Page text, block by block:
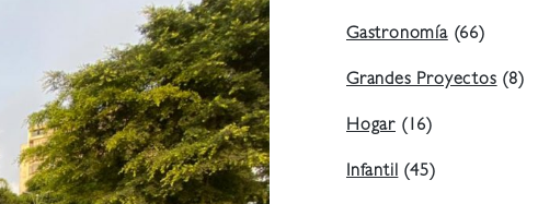
Gastronomía(66)
Grandes Proyectos(8)
Hogar (16)
Infantil(45)